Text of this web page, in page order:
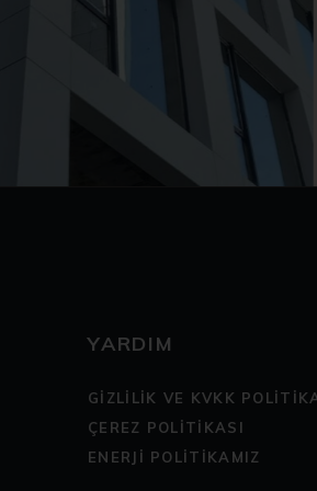
YARDIM
GİZLİLİK VE KVKK
ÇEREZ POLİTİKASI
ENERJİ POLİTİKAMIZ